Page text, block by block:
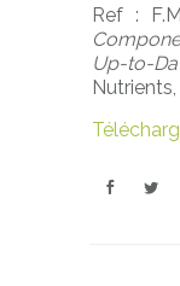
Ref :
Up-to-
Nutrients,